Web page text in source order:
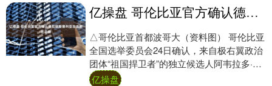
亿操盘 哥伦比亚官方确认德拉埃斯普列亚当选新任总统
△哥伦比亚首都波哥大（资料图） 哥伦比亚
全国选举委员会24日确认，来自极右翼政治
团体“祖国捍卫者”的独立候选人阿韦拉多·德
拉埃斯普列亚当选哥伦比亚新任总统。 新....
亿操盘